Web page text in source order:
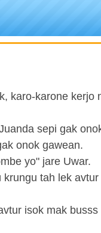
karo-karone kerjo
sepi gak
onok gawean.
yo" jare Uwar.
tah lek
isok mak